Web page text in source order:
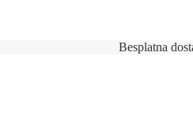
Besplatna